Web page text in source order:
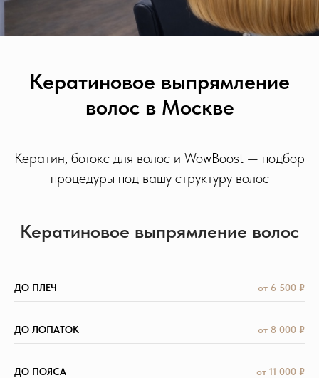
Кератиновое выпрямление
волос в Москве
Кератин, ботокс для волос и WowBoost — подбор
процедуры под вашу структуру волос
Кератиновое выпрямление волос
ДО ПЛЕЧ от 6 500 ₽
ДО ЛОПАТОК от 8 000 ₽
ДО ПОЯСА от 11 000 ₽